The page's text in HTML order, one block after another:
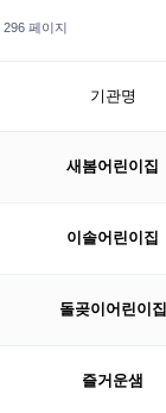
296 페이지
기관명
새봄어린이집
이솔어린이집
돌곶이어린이집
즐거운샘